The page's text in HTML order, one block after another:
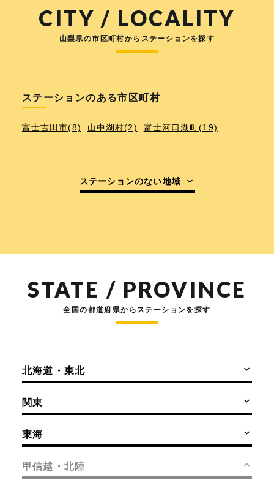
CITY / LOCALITY
山梨県の市区町村からステーションを探す
ステーションのある市区町村
富士吉田市(8) 山中湖村(2) 富士河口湖町(19)
ステーションのない地域
STATE / PROVINCE
全国の都道府県からステーションを探す
北海道・東北
関東
東海
甲信越・北陸